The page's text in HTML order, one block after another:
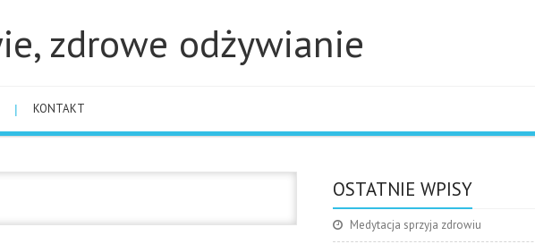
zdrowe odżywianie
KONTAKT
OSTATNIE WPISY
Medytacja sprzyja zdrowiu